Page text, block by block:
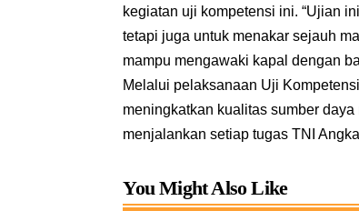
kegiatan uji kompetensi ini. “Ujian
tetapi juga untuk menakar sejauh
mampu mengawaki kapal dengan
Melalui pelaksanaan Uji
meningkatkan kualitas sumber
menjalankan setiap tugas TNI
You Might Also Like